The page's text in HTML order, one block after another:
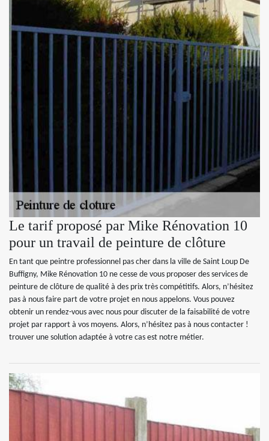
Le tarif proposé par Mike Rénovation 10
pour un travail de peinture de clôture
En tant que peintre professionnel pas cher dans la ville de Saint Loup De
Buffigny, Mike Rénovation 10 ne cesse de vous proposer des services de
peinture de clôture de qualité à des prix très compétitifs. Alors, n’hésitez
pas à nous faire part de votre projet en nous appelons. Vous pouvez
obtenir un rendez-vous avec nous pour discuter de la faisabilité de votre
projet par rapport à vos moyens. Alors, n’hésitez pas à nous contacter !
trouver une solution adaptée à votre cas est notre métier.